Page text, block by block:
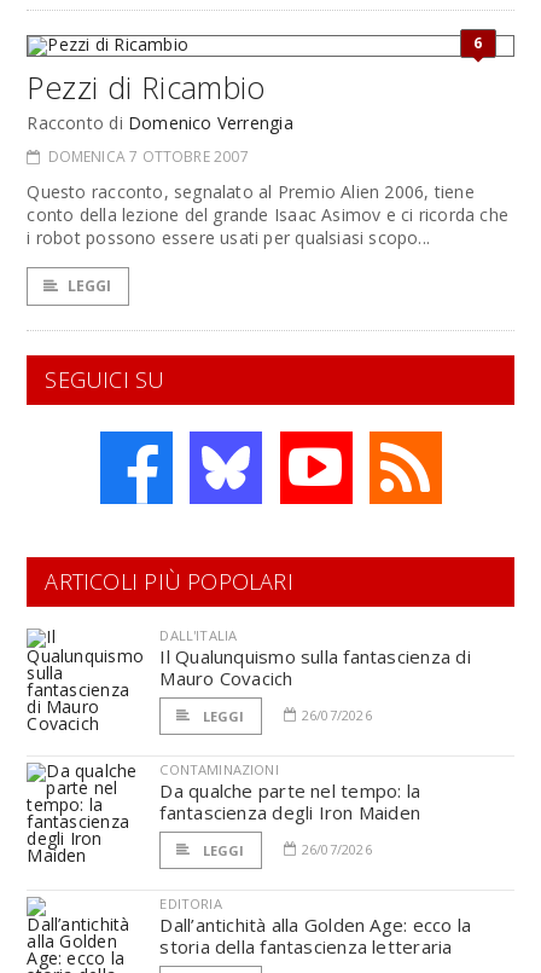
6
Pezzi di Ricambio
Racconto di Domenico Verrengia
DOMENICA 7 OTTOBRE 2007
Questo racconto, segnalato al Premio Alien 2006, tiene
conto della lezione del grande Isaac Asimov e ci ricorda che
i robot possono essere usati per qualsiasi scopo...
LEGGI
SEGUICI SU
ARTICOLI PIÙ POPOLARI
DALL'ITALIA
Il Qualunquismo sulla fantascienza di
Mauro Covacich
LEGGI 26/07/2026
CONTAMINAZIONI
Da qualche parte nel tempo: la
fantascienza degli Iron Maiden
LEGGI 26/07/2026
EDITORIA
Dall’antichità alla Golden Age: ecco la
storia della fantascienza letteraria